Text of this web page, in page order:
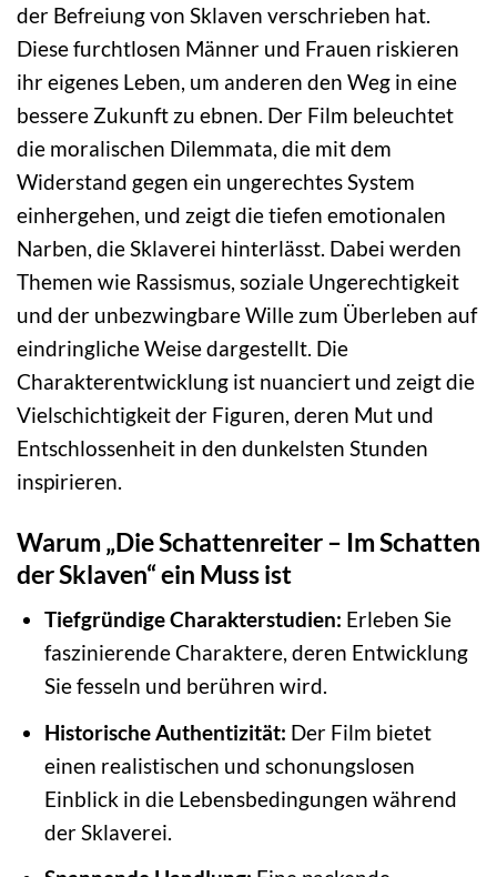
der Befreiung von Sklaven verschrieben hat.
Diese furchtlosen Männer und Frauen riskieren
ihr eigenes Leben, um anderen den Weg in eine
bessere Zukunft zu ebnen. Der Film beleuchtet
die moralischen Dilemmata, die mit dem
Widerstand gegen ein ungerechtes System
einhergehen, und zeigt die tiefen emotionalen
Narben, die Sklaverei hinterlässt. Dabei werden
Themen wie Rassismus, soziale Ungerechtigkeit
und der unbezwingbare Wille zum Überleben auf
eindringliche Weise dargestellt. Die
Charakterentwicklung ist nuanciert und zeigt die
Vielschichtigkeit der Figuren, deren Mut und
Entschlossenheit in den dunkelsten Stunden
inspirieren.
Warum „Die Schattenreiter – Im Schatten
der Sklaven“ ein Muss ist
Tiefgründige Charakterstudien: Erleben Sie
faszinierende Charaktere, deren Entwicklung
Sie fesseln und berühren wird.
Historische Authentizität: Der Film bietet
einen realistischen und schonungslosen
Einblick in die Lebensbedingungen während
der Sklaverei.